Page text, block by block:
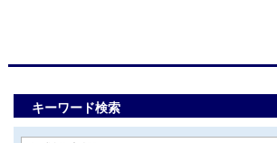
キーワード検索